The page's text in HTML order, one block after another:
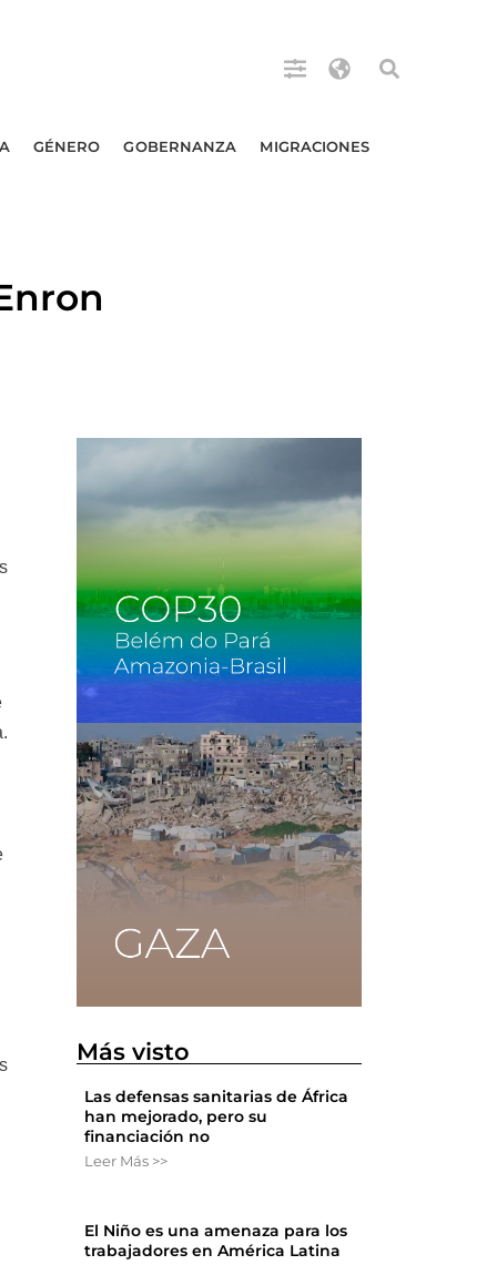
GÉNERO GOBERNANZA MIGRACIONES
Más visto
Las defensas sanitarias de África
han mejorado, pero su
financiación no
Leer Más >>
El Niño es una amenaza para los
trabajadores en América Latina